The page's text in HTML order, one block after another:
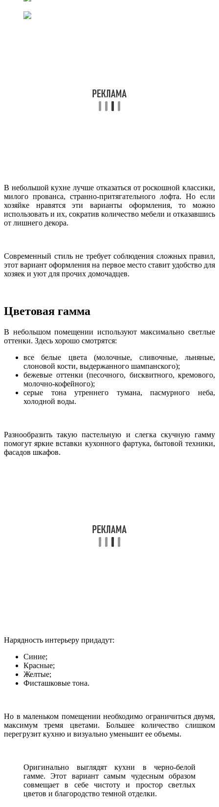
В небольшой кухне лучше отказаться от роскошной классики,
милого прованса, странно-притягательного лофта. Но если
хозяйке нравятся эти варианты оформления, то можно
использовать и их, сократив количество мебели и отказавшись
от лишнего декора.
Современный стиль не требует соблюдения сложных правил,
этот вариант оформления на первое место ставит удобство для
хозяек и уют для прочих домочадцев.
Цветовая гамма
В небольшом помещении используют максимально светлые
оттенки. Здесь хорошо смотрятся:
все белые цвета (молочные, сливочные, льняные,
слоновой кости, выдержанного шампанского);
бежевые оттенки (песочного, бисквитного, кремового,
молочно-кофейного);
серые тона утреннего тумана, пасмурного неба,
холодной воды.
Разнообразить такую пастельную и слегка скучную гамму
помогут яркие вставки кухонного фартука, бытовой техники,
фасадов шкафов.
Нарядность интерьеру придадут:
Синие;
Красные;
Желтые;
Фисташковые тона.
Но в маленьком помещении необходимо ограничиться двумя,
максимум тремя цветами. Большее количество слишком
перегрузит кухню и визуально уменьшит ее объемы.
Оригинально выглядят кухни в черно-белой
гамме. Этот вариант самым чудесным образом
совмещает в себе чистоту и простор светлых
цветов и благородство темной отделки.